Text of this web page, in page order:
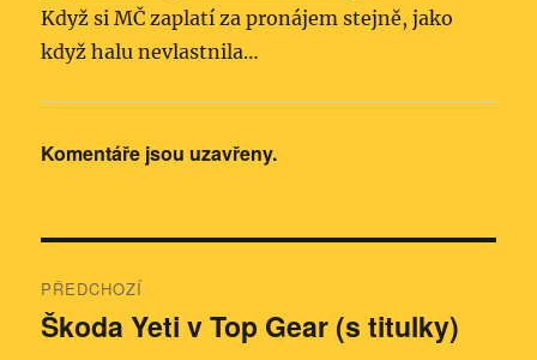
Když si MČ zaplatí za pronájem stejně, jako
když halu nevlastnila…
Komentáře jsou uzavřeny.
pro
PŘEDCHOZÍ
Předchozí
Škoda Yeti v Top Gear (s titulky)